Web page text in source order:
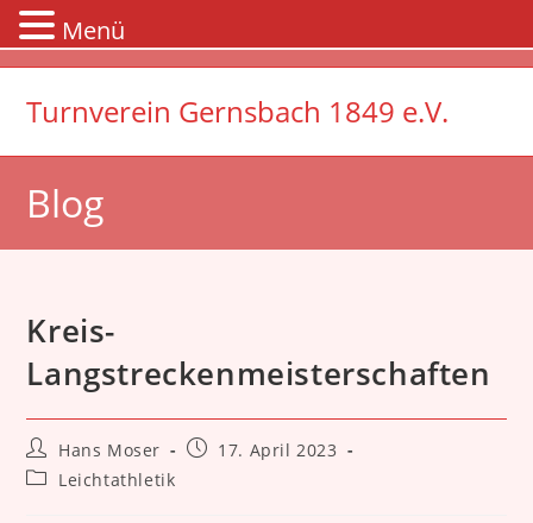
Zum
springen
Turnverein Gernsbach 1849 e.V.
Blog
Kreis-
Langstreckenmeisterschaften
Beitrags-
Autor:
Hans Moser
Beitrag17. April 2023
Beitrags-
Leichtathletik
Menü